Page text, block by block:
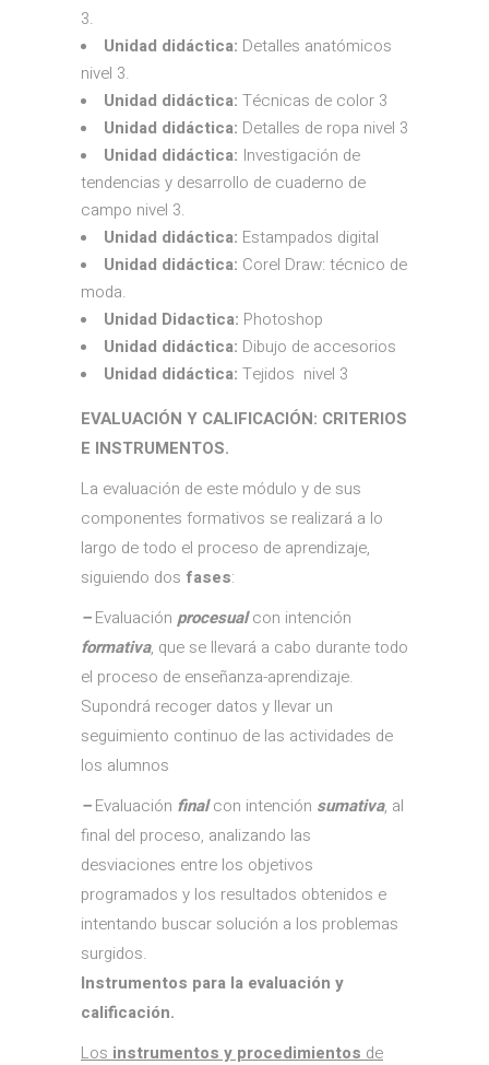
3.
Unidad didáctica: Detalles anatómicos
nivel 3.
Unidad didáctica: Técnicas de color 3
Unidad didáctica: Detalles de ropa nivel 3
Unidad didáctica: Investigación de
tendencias y desarrollo de cuaderno de
campo nivel 3.
Unidad didáctica: Estampados digital
Unidad didáctica: Corel Draw: técnico de
moda.
Unidad Didactica: Photoshop
Unidad didáctica: Dibujo de accesorios
Unidad didáctica: Tejidos nivel 3
EVALUACIÓN Y CALIFICACIÓN: CRITERIOS
E INSTRUMENTOS.
La evaluación de este módulo y de sus
componentes formativos se realizará a lo
largo de todo el proceso de aprendizaje,
siguiendo dos fases:
–Evaluación procesualcon intención
formativa, que se llevará a cabo durante todo
el proceso de enseñanza-aprendizaje.
Supondrá recoger datos y llevar un
seguimiento continuo de las actividades de
los alumnos
–Evaluación finalcon intención sumativa, al
final del proceso, analizando las
desviaciones entre los objetivos
programados y los resultados obtenidos e
intentando buscar solución a los problemas
surgidos.
Instrumentos para la evaluación y
calificación.
Los instrumentos y procedimientos de